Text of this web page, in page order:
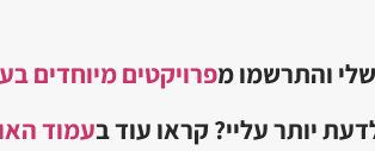
והתרשמו מפרויקטים מיוחדים
יותר עליי? קראו עוד בעמוד